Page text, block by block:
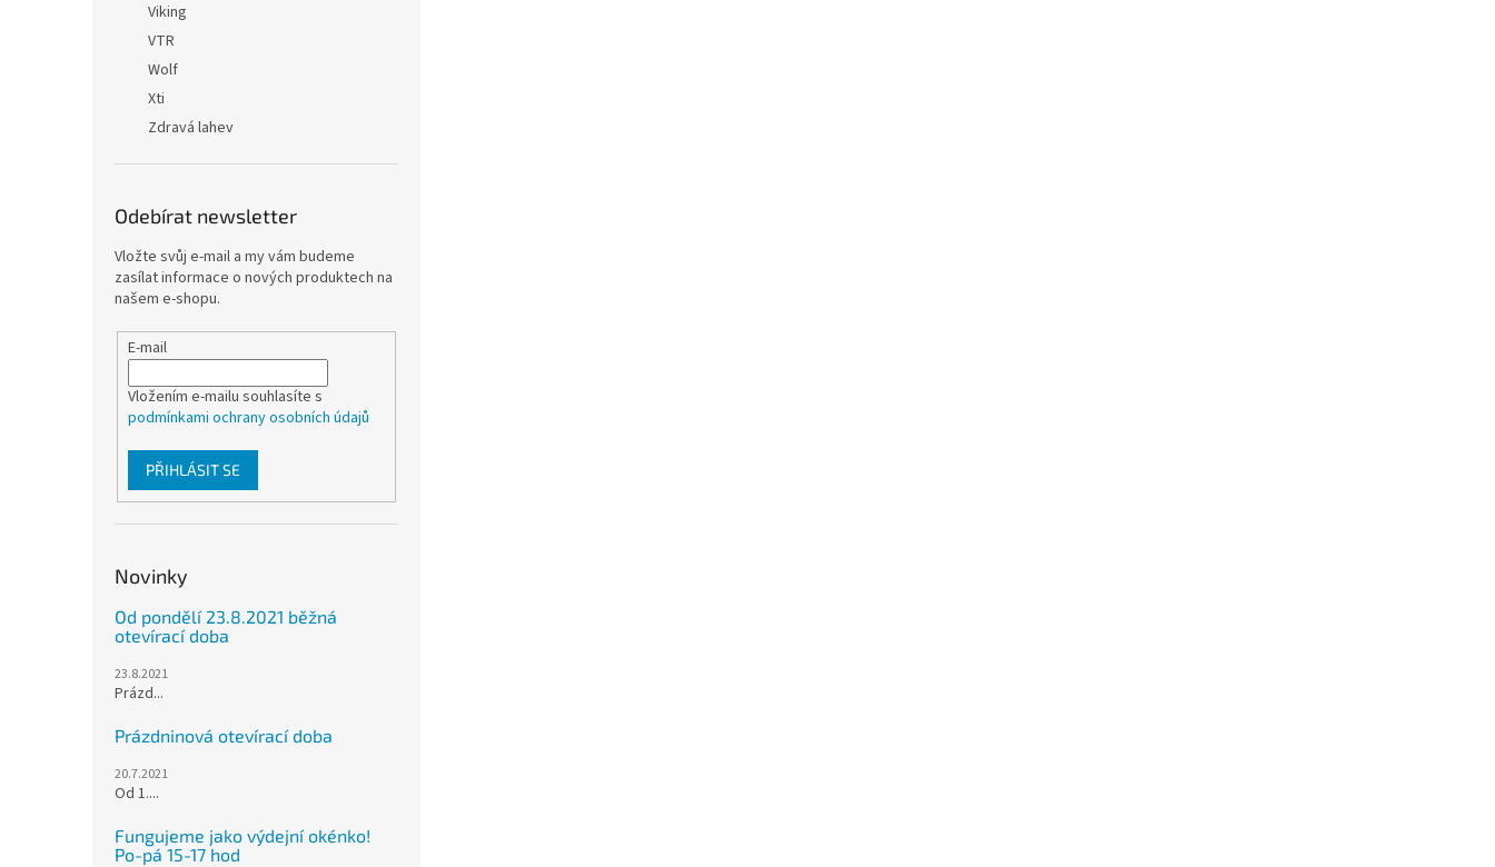
Viking
VTR
Wolf
Xti
Zdravá lahev
Odebírat newsletter
Vložte svůj e-mail a my vám budeme
zasílat informace o nových produktech na
našem e-shopu.
E-mail
Vložením e-mailu souhlasíte s
podmínkami ochrany osobních údajů
PŘIHLÁSIT SE
Novinky
Od pondělí 23.8.2021 běžná
otevírací doba
23.8.2021
Prázd...
Prázdninová otevírací doba
20.7.2021
Od 1....
Fungujeme jako výdejní okénko!
Po-pá 15-17 hod